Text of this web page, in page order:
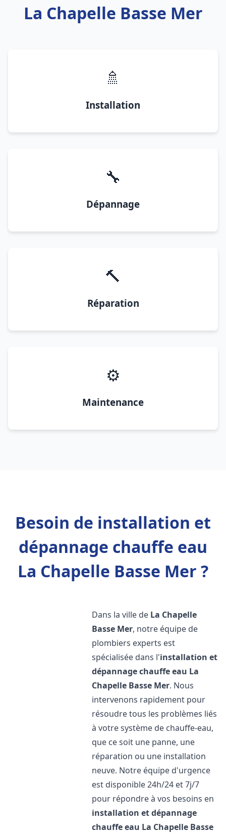
La Chapelle Basse Mer
🚿
Installation
🔧
Dépannage
🔨
Réparation
⚙️
Maintenance
Besoin de installation et
dépannage chauffe eau
La Chapelle Basse Mer ?
Dans la ville de La Chapelle
Basse Mer, notre équipe de
plombiers experts est
spécialisée dans l'installation et
dépannage chauffe eau La
Chapelle Basse Mer. Nous
intervenons rapidement pour
résoudre tous les problèmes liés
à votre système de chauffe-eau,
que ce soit une panne, une
réparation ou une installation
neuve. Notre équipe d'urgence
est disponible 24h/24 et 7j/7
pour répondre à vos besoins en
installation et dépannage
chauffe eau La Chapelle Basse